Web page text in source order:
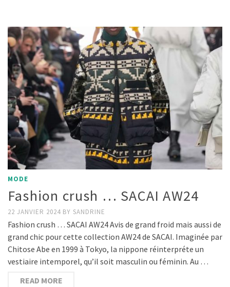
MODE
Fashion crush … SACAI AW24
22 JANVIER 2024 BY SANDRINE
Fashion crush … SACAI AW24 Avis de grand froid mais aussi de
grand chic pour cette collection AW24 de SACAI. Imaginée par
Chitose Abe en 1999 à Tokyo, la nippone réinterpréte un
vestiaire intemporel, qu’il soit masculin ou féminin. Au …
READ MORE